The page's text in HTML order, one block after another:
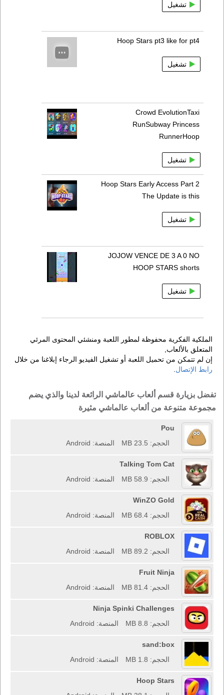
تشغيل
Hoop Stars pt3 like for pt4
تشغيل
Crowd EvolutionTaxi
RunSubway Princess
RunnerHoop
تشغيل
Hoop Stars Early Access Part 2
The Update is this
تشغيل
JOJOW VENCE DE 3 A 0 NO
HOOP STARS shorts
تشغيل
الملكية الفكرية محفوظة لمطور اللعبة ومنشئي المحتوى المرئي
المتعلق بالألعاب,
إن لم تتمكن من تحميل اللعبة أو تشغيل الفيديو الرجاء إبلاغنا من خلال
رابط الإتصال
تفضل بزيارة قسم ألعاب عالماشي الرائعة لدينا والذي يضم
مجموعة متنوعة من ألعاب عالماشي مثيرة
Pou
الحجم: 23.5 MB
المنصة: Android
Talking Tom Cat
الحجم: 58.9 MB
المنصة: Android
WinZO Gold
الحجم: 68.4 MB
المنصة: Android
ROBLOX
الحجم: 89.2 MB
المنصة: Android
Fruit Ninja
الحجم: 81.4 MB
المنصة: Android
Ninja Spinki Challenges
الحجم: 8.8 MB
المنصة: Android
sand:box
الحجم: 1.8 MB
المنصة: Android
Hoop Stars